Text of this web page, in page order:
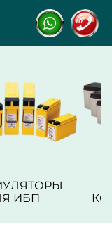
ИБП